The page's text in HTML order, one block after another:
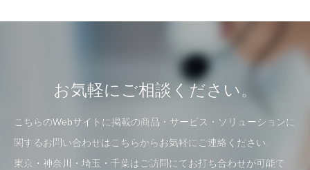
お気軽にご相談ください。
こちらのWebサイトに掲載の商品・サービス・ソリューションに
関するお問い合わせはこちらからお気軽にご連絡ください。
東京・神奈川・埼玉・千葉はご訪問にてお打ち合わせが可能で